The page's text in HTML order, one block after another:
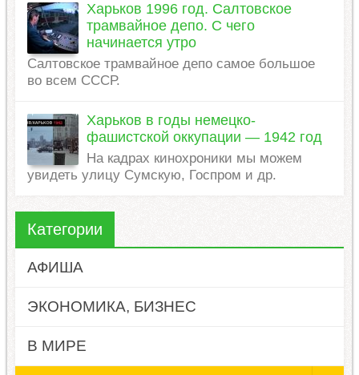
Харьков 1996 год. Салтовское
трамвайное депо. С чего
начинается утро
Салтовское трамвайное депо самое большое
во всем СССР.
Харьков в годы немецко-
фашистской оккупации — 1942 год
На кадрах кинохроники мы можем
увидеть улицу Сумскую, Госпром и др.
Категории
АФИША
ЭКОНОМИКА, БИЗНЕС
В МИРЕ